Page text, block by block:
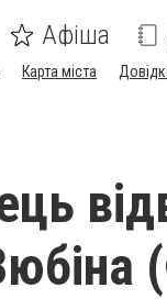
Афіша
Карта міста